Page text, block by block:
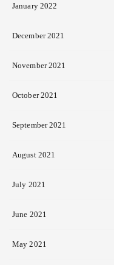
January 2022
December 2021
November 2021
October 2021
September 2021
August 2021
July 2021
June 2021
May 2021